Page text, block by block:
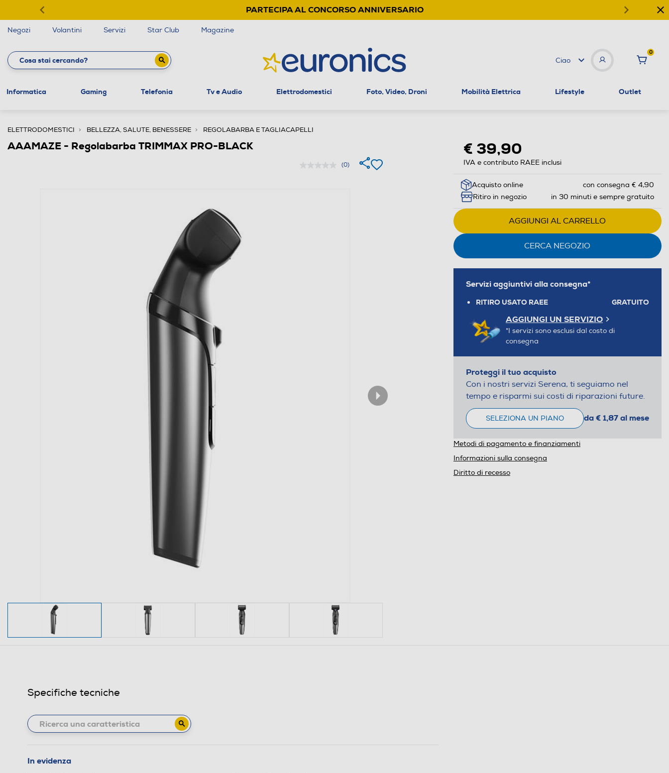
PARTECIPA AL CONCORSO ANNIVERSARIO
Negozi Volantini Servizi Star Club Magazine
Ciao
0
Informatica Gaming Telefonia Tv e Audio Elettrodomestici Foto, Video, Droni Mobilità Elettrica Lifestyle Outlet
ELETTRODOMESTICI BELLEZZA, SALUTE, BENESSERE REGOLABARBA E TAGLIACAPELLI
AAAMAZE - Regolabarba TRIMMAX PRO-BLACK
(0)
€ 39,90
IVA e contributo RAEE inclusi
Acquisto online
con consegna € 4,90
Ritiro in negozio
in 30 minuti e sempre gratuito
AGGIUNGI AL CARRELLO
CERCA NEGOZIO
Servizi aggiuntivi alla consegna*
RITIRO USATO RAEE GRATUITO
AGGIUNGI UN SERVIZIO
*I servizi sono esclusi dal costo di
consegna
Proteggi il tuo acquisto
Con i nostri servizi Serena, ti seguiamo nel
tempo e risparmi sui costi di riparazioni future.
SELEZIONA UN PIANO da € 1,87 al mese
Metodi di pagamento e finanziamenti
Informazioni sulla consegna
Diritto di recesso
Specifiche tecniche
In evidenza